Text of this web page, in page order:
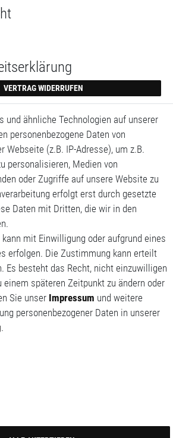
VERTRAG WIDERRUFEN
GmbH. Alle Rechte vorbehalten.
gesetzlicher Mehrwertsteuer und
Versandkosten.
und ähnliche Technologien auf unserer
personenbezogene Daten von
Webseite (z.B. IP-Adresse), um z.B.
personalisieren, Medien von
oder Zugriffe auf unsere Website zu
erfolgt erst durch gesetzte
Daten mit Dritten, die wir in den
mit Einwilligung oder aufgrund eines
erfolgen. Die Zustimmung kann erteilt
Es besteht das Recht, nicht einzuwilligen
einem späteren Zeitpunkt zu ändern oder
Sie unser Impressum und weitere
personenbezogener Daten in unserer
.